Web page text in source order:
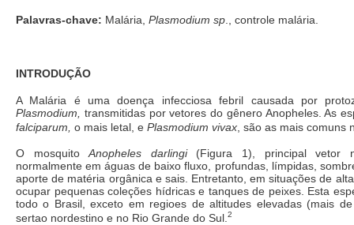
Palavras-chave: Malária, Plasmodium sp ., controle malária.
INTRODUÇÃO
A Malária é uma doença infecciosa febril causada por
Plasmodium,
transmitidas por vetores do gênero Anopheles. As
falciparum, o mais letal, e Plasmodium vivax , são as mais comuns
O mosquitoAnopheles darlingi(Figura 1), principal vetor
normalmente em águas de baixo fluxo, profundas, límpidas,
aporte de matéria orgânica e sais. Entretanto, em situações de
ocupar pequenas coleções hídricas e tanques de peixes. Esta
todo o Brasil, exceto em regioes de altitudes elevadas (mais
sertao nordestino e no Rio Grande do Sul. 2